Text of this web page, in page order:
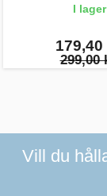
I lager
179,40
299,00
Vill du